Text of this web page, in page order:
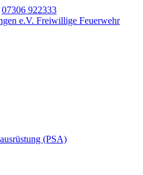
07306 922333
Freiwillige Feuerwehr
(PSA)